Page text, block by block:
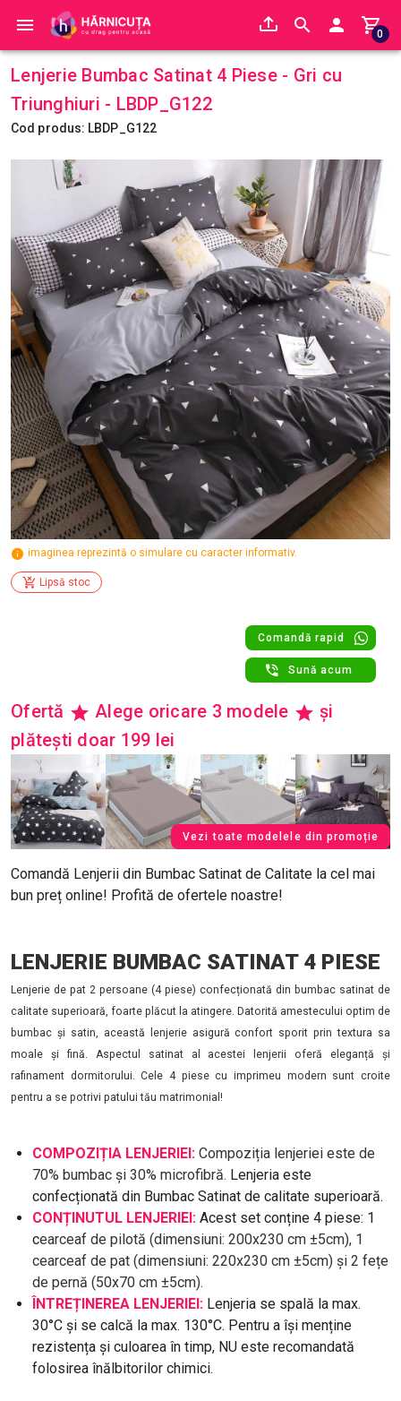
0
Lenjerie Bumbac Satinat 4 Piese - Gri cu
Triunghiuri - LBDP_G122
Cod produs: LBDP_G122
imaginea reprezintă o simulare cu caracter informativ.
Lipsă stoc
Comandă rapid
Sună acum
Ofertă Alege oricare 3 modele
și
plătești doar 199 lei
Vezi toate modelele din promoție
Comandă Lenjerii din Bumbac Satinat de Calitate la cel mai
bun preț online! Profită de ofertele noastre!
LENJERIE BUMBAC SATINAT 4 PIESE
Lenjerie de pat 2 persoane (4 piese) confecționată din bumbac satinat de
calitate superioară, foarte plăcut la atingere. Datorită amestecului optim de
bumbac și satin, această lenjerie asigură confort sporit prin textura sa
moale și fină. Aspectul satinat al acestei lenjerii oferă eleganță și
rafinament dormitorului. Cele 4 piese cu imprimeu modern sunt croite
pentru a se potrivi patului tău matrimonial!
COMPOZIȚIA LENJERIEI: Compoziția lenjeriei este de
70% bumbac și 30% microfibră. Lenjeria este
confecționată din Bumbac Satinat de calitate superioară.
CONȚINUTUL LENJERIEI: Acest set conține 4 piese: 1
cearceaf de pilotă (dimensiuni: 200x230 cm ±5cm), 1
cearceaf de pat (dimensiuni: 220x230 cm ±5cm) și 2 fețe
de pernă (50x70 cm ±5cm).
ÎNTREȚINEREA LENJERIEI: Lenjeria se spală la max.
30°C și se calcă la max. 130°C. Pentru a își menține
rezistența și culoarea în timp, NU este recomandată
folosirea înălbitorilor chimici.